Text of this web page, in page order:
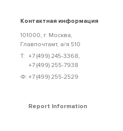
Контактная информация
101000, г. Москва,
Главпочтамт, а/я 510
Т: +7 (499) 245-3368,
+7 (499) 255-7938
Ф: +7 (499) 255-2529
Report Information